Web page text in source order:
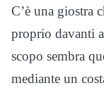
C’è una giostra
proprio davanti
scopo sembra
mediante un